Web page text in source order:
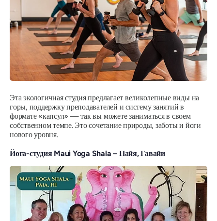
Эта экологичная студия предлагает великолепные виды на
горы, поддержку преподавателей и систему занятий в
формате «капсул» — так вы можете заниматься в своем
собственном темпе. Это сочетание природы, заботы и йоги
нового уровня.
Йога-студия Maui Yoga Shala – Пайя, Гавайи